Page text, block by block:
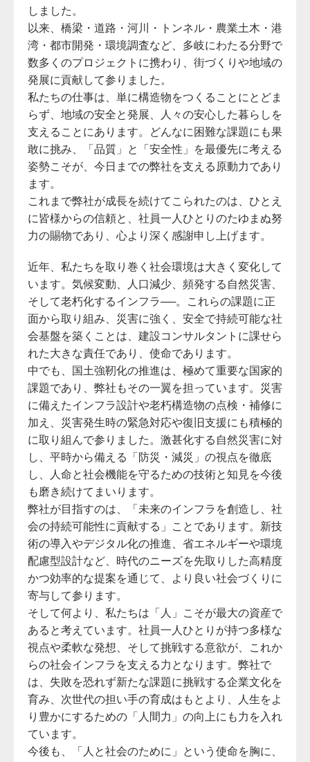
しました。
以来、橋梁・道路・河川・トンネル・農業土木・港
湾・都市開発・環境調査など、多岐にわたる分野で
数多くのプロジェクトに携わり、街づくりや地域の
発展に貢献して参りました。
私たちの仕事は、単に構造物をつくることにとどま
らず、地域の安全と発展、人々の安心した暮らしを
支えることにあります。どんなに困難な課題にも果
敢に挑み、「品質」と「安全性」を最優先に考える
姿勢こそが、今日までの弊社を支える原動力であり
ます。
これまで弊社が成長を続けてこられたのは、ひとえ
に皆様からの信頼と、社員一人ひとりのたゆまぬ努
力の賜物であり、心より深く感謝申し上げます。
近年、私たちを取り巻く社会環境は大きく変化して
います。気候変動、人口減少、頻発する自然災害、
そして老朽化するインフラ──。これらの課題に正
面から取り組み、災害に強く、安全で持続可能な社
会基盤を築くことは、建設コンサルタントに課せら
れた大きな責任であり、使命であります。
中でも、国土強靭化の推進は、極めて重要な国家的
課題であり、弊社もその一翼を担っています。災害
に備えたインフラ設計や老朽構造物の点検・補修に
加え、災害発生時の緊急対応や復旧支援にも積極的
に取り組んで参りました。激甚化する自然災害に対
し、平時から備える「防災・減災」の視点を徹底
し、人命と社会機能を守るための技術と知見を今後
も磨き続けてまいります。
弊社が目指すのは、「未来のインフラを創造し、社
会の持続可能性に貢献する」ことであります。新技
術の導入やデジタル化の推進、省エネルギーや環境
配慮型設計など、時代のニーズを先取りした高精度
かつ効率的な提案を通じて、より良い社会づくりに
寄与して参ります。
そして何より、私たちは「人」こそが最大の資産で
あると考えています。社員一人ひとりが持つ多様な
視点や柔軟な発想、そして挑戦する意欲が、これか
らの社会インフラを支える力となります。弊社で
は、失敗を恐れず新たな課題に挑戦する企業文化を
育み、次世代の担い手の育成はもとより、人生をよ
り豊かにするための「人間力」の向上にも力を入れ
ています。
今後も、「人と社会のために」という使命を胸に、